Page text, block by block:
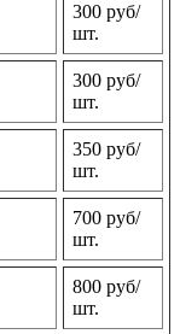
300 руб/
шт.
300 руб/
шт.
350 руб/
шт.
700 руб/
шт.
800 руб/
шт.